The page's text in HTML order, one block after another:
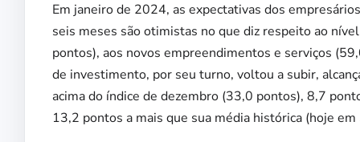
Em janeiro de 2024, as expectativas dos
seis meses são otimistas no que diz respeito ao
pontos), aos novos empreendimentos e serviços
de investimento, por seu turno, voltou a subir,
acima do índice de dezembro (33,0 pontos), 8,7
13,2 pontos a mais que sua média histórica (hoje